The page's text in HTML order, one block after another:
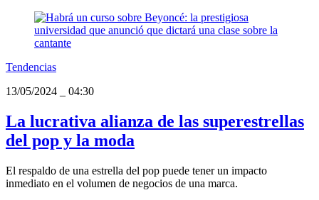
Tendencias
13/05/2024
04:30
La lucrativa alianza de las superestrellas
del pop y la moda
El respaldo de una estrella del pop puede tener un impacto
inmediato en el volumen de negocios de una marca.